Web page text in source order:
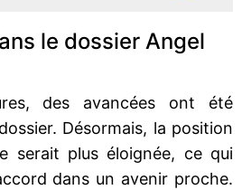
le dossier Angel
des avancées ont été
Désormais, la position
serait plus éloignée, ce qui
dans un avenir proche.